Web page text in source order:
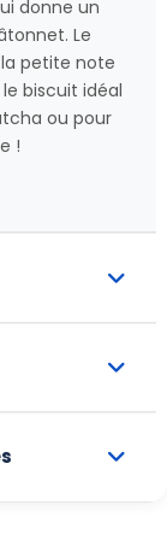
donne un
Le
petite note
biscuit idéal
ou pour
!